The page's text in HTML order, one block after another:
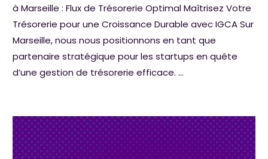
à Marseille : Flux de Trésorerie Optimal Maîtrisez Votre
Trésorerie pour une Croissance Durable avec IGCA Sur
Marseille, nous nous positionnons en tant que
partenaire stratégique pour les startups en quête
d’une gestion de trésorerie efficace. ...